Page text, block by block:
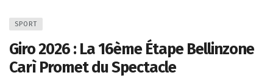
SPORT
Giro 2026 : La 16ème Étape Bellinzone
Carì Promet du Spectacle